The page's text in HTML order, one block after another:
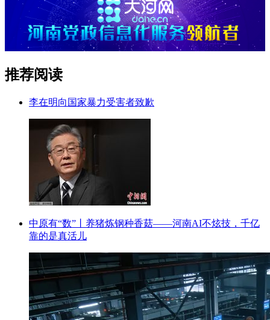
推荐阅读
李在明向国家暴力受害者致歉
中原有“数”丨养猪炼钢种香菇——河南AI不炫技，千亿
靠的是真活儿